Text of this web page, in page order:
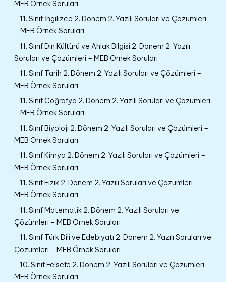
MEB Örnek Soruları
11. Sınıf İngilizce 2. Dönem 2. Yazılı Soruları ve Çözümleri
– MEB Örnek Soruları
11. Sınıf Din Kültürü ve Ahlak Bilgisi 2. Dönem 2. Yazılı
Soruları ve Çözümleri – MEB Örnek Soruları
11. Sınıf Tarih 2. Dönem 2. Yazılı Soruları ve Çözümleri –
MEB Örnek Soruları
11. Sınıf Coğrafya 2. Dönem 2. Yazılı Soruları ve Çözümleri
– MEB Örnek Soruları
11. Sınıf Biyoloji 2. Dönem 2. Yazılı Soruları ve Çözümleri –
MEB Örnek Soruları
11. Sınıf Kimya 2. Dönem 2. Yazılı Soruları ve Çözümleri –
MEB Örnek Soruları
11. Sınıf Fizik 2. Dönem 2. Yazılı Soruları ve Çözümleri –
MEB Örnek Soruları
11. Sınıf Matematik 2. Dönem 2. Yazılı Soruları ve
Çözümleri – MEB Örnek Soruları
11. Sınıf Türk Dili ve Edebiyatı 2. Dönem 2. Yazılı Soruları ve
Çözümleri – MEB Örnek Soruları
10. Sınıf Felsefe 2. Dönem 2. Yazılı Soruları ve Çözümleri –
MEB Örnek Soruları